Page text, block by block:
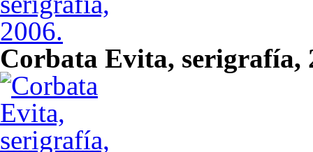
Corbata Evita, serigrafía,